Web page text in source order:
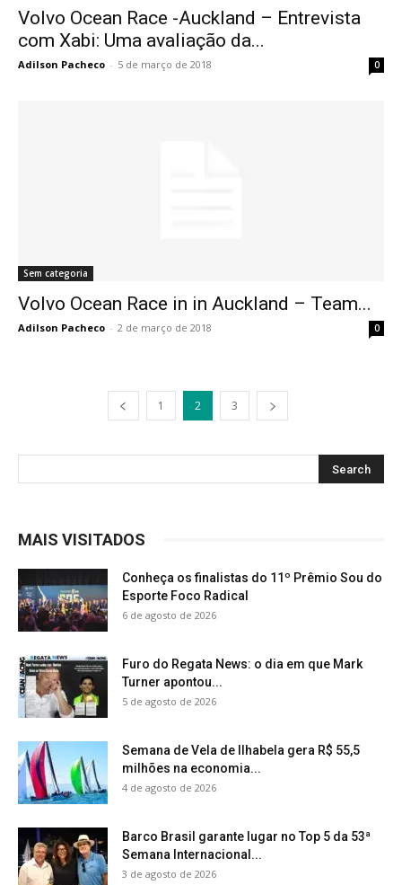
Volvo Ocean Race -Auckland – Entrevista
com Xabi: Uma avaliação da...
Adilson Pacheco - 5 de março de 2018 0
Sem categoria
Volvo Ocean Race in in Auckland – Team...
Adilson Pacheco - 2 de março de 2018 0
1 2 3
MAIS VISITADOS
Conheça os finalistas do 11º Prêmio Sou do
Esporte Foco Radical
6 de agosto de 2026
Furo do Regata News: o dia em que Mark
Turner apontou...
5 de agosto de 2026
Semana de Vela de Ilhabela gera R$ 55,5
milhões na economia...
4 de agosto de 2026
Barco Brasil garante lugar no Top 5 da 53ª
Semana Internacional...
3 de agosto de 2026